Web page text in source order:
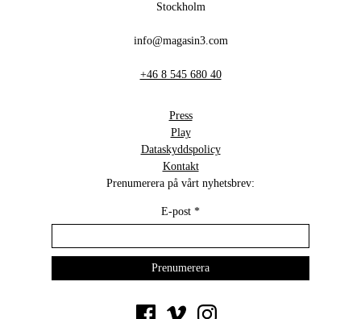
Stockholm
info@magasin3.com
+46 8 545 680 40
Press
Play
Dataskyddspolicy
Kontakt
Prenumerera på vårt nyhetsbrev:
E-post *